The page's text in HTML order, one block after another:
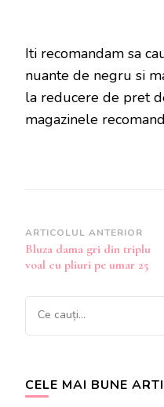
Iti recomandam sa
nuante de negru si
la reducere de pret
magazinele
Navigare
în
articole
ARTICOLUL ANTERIOR
Bluza dama gri din triplu
voal cu pliuri pe umar 25
Cauți
ceva?
CELE MAI BUNE